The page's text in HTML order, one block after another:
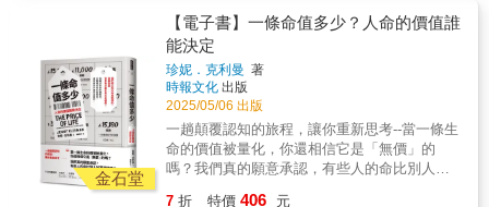
救了許多不曾被好好愛過的女孩。 ●陳潔晧
（作家）── 來自母親的詛咒無所不在，但仍不
放棄在黑暗中尋求溫柔的救贖。我們的人生就
是如此。 ●鐘穎（心理學作家，「愛智者書
窩」版主）── 親子關係是夫妻關係的延伸，每
個兒虐問題的背後都有兩個受傷的大人，書中
的故事再次證明了這一點。追求和解永遠是心
理學家努力鼓吹的目標，但「拋棄父母」或許
題的不同切角；徐珮芬以詩歌探索身體感受與
多元的生命經驗；鄧九雲打造戲劇舞台，在對
白間進行思辨；吳曉樂歷時一年採訪十三位受
訪者，記錄下當代人工流產經驗者的故事。★
學者陳宜倩從女性主義法學角度探討墮胎法規
之爭點；吳燕秋、梁秋虹爬梳整理近代台灣墮
胎史的各種面向；烏烏醫師回答關於人工流產
妳必須知道的各種問題。
流產的理解和經驗。全書分為五個部分：「心
智」、「身體」、「情感」、「意志」與「靈
魂」。「心智」探討人們如何做出終止妊娠的
決定，以及在無法公開談論人工流產的時代和
文化中，我們如何獨自承擔這項決定的重擔。
「身體」聚焦於人工流產的身體經驗，這是普
遍共通的，但在不同時代和文化中卻又如此不
同。「情感」呈現了人工流產刻骨銘心的情緒
地面對現實並克服挑戰。」－陳欣新（前中華
民國〔臺灣〕駐荷蘭代表［2019-2024］ 外交
部禮賓處處長）「無論我們個別的經歷有多麼
不同，我相信荷事生非所有的成員與作者、曾
經有荷蘭生活經驗的人們，抑或對這個國家感
到好奇的朋友，都能透過本書，再次體會我們
曾經的好奇與疑問，感受那些試圖追根究底的
動力，最終找到更多志同道合的夥伴，相伴尋
求一個讓不同個體、群體都能生活得更自在的
社會環境。」─Ying C. 陳穎（荷事生非Oranje
金石堂
【電子書】一條命值多少？人命的價值誰
能決定
珍妮．克利曼 著
時報文化 出版
2025/05/06 出版
一趟顛覆認知的旅程，讓你重新思考--當一條生
命的價值被量化，你還相信它是「無價」的
嗎？我們真的願意承認，有些人的命比別人的
7 折 特價 406 元